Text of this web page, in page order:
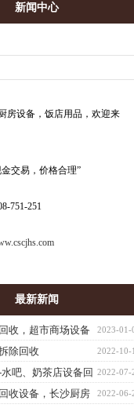
新闻中心
房设备，饭店用品，欢迎来
交易，价格合理”
751-251
最新新闻
2023-01-
收，超市商场设备
体回收单位废旧物资2022-10-
除回收
2022-07-
吧、奶茶店设备回
收
2022-06-
收设备，长沙厨房